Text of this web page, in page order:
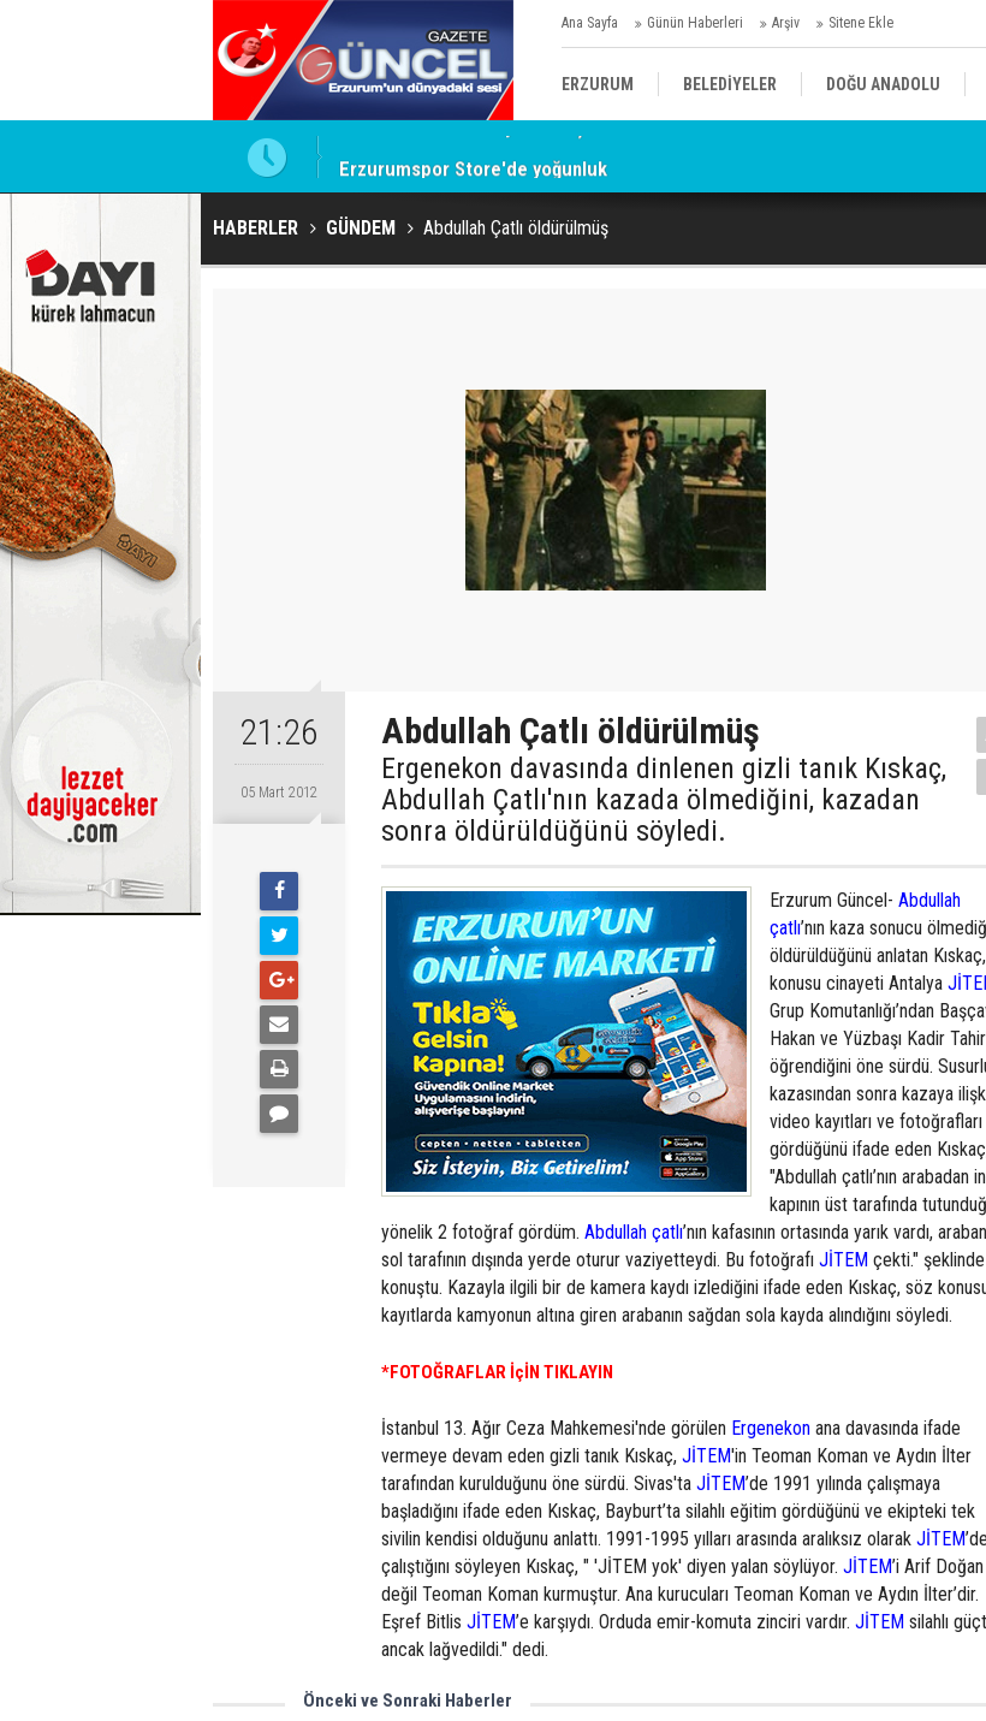
Ana Sayfa Günün Haberleri Arşiv Sitene Ekle
ERZURUM BELEDİYELER DOĞU ANADOLU
KÜLTÜR/SANAT//MAĞAZİN
Erzurumspor Store'de yoğunluk
HABERLER GÜNDEM Abdullah Çatlı öldürülmüş
21:26
05 Mart 2012
Abdullah Çatlı öldürülmüş
Ergenekon davasında dinlenen gizli tanık Kıskaç,
Abdullah Çatlı'nın kazada ölmediğini, kazadan
sonra öldürüldüğünü söyledi.
Erzurum Güncel- Abdullah
çatlı’nın kaza sonucu
öldürüldüğünü anlatan
konusu cinayeti Antalya
Grup Komutanlığı’ndan
Hakan ve Yüzbaşı Kadir
öğrendiğini öne sürdü.
kazasından sonra kazaya
video kayıtları ve fotoğrafları
gördüğünü ifade eden
"Abdullah çatlı’nın arabadan
kapının üst tarafında
yönelik 2 fotoğraf gördüm. Abdullah çatlı’nın kafasının ortasında yarık vardı,
sol tarafının dışında yerde oturur vaziyetteydi. Bu fotoğrafı JİTEM çekti." şeklinde
konuştu. Kazayla ilgili bir de kamera kaydı izlediğini ifade eden Kıskaç, söz
kayıtlarda kamyonun altına giren arabanın sağdan sola kayda alındığını söyledi.
*FOTOĞRAFLAR İçİN TIKLAYIN
İstanbul 13. Ağır Ceza Mahkemesi'nde görülen Ergenekon ana davasında ifade
vermeye devam eden gizli tanık Kıskaç, JİTEM'in Teoman Koman ve Aydın İlter
tarafından kurulduğunu öne sürdü. Sivas'ta JİTEM’de 1991 yılında çalışmaya
başladığını ifade eden Kıskaç, Bayburt’ta silahlı eğitim gördüğünü ve ekipteki tek
sivilin kendisi olduğunu anlattı. 1991-1995 yılları arasında aralıksız olarak JİTEM’de
çalıştığını söyleyen Kıskaç, " 'JİTEM yok' diyen yalan söylüyor. JİTEM’i Arif Doğan
değil Teoman Koman kurmuştur. Ana kurucuları Teoman Koman ve Aydın İlter’dir.
Eşref Bitlis JİTEM’e karşıydı. Orduda emir-komuta zinciri vardır. JİTEM silahlı
ancak lağvedildi." dedi.
Önceki ve Sonraki Haberler